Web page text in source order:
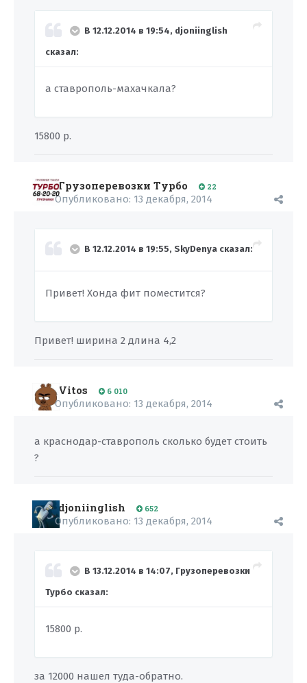
В 12.12.2014 в 19:54, djoniinglish
сказал:
а ставрополь-махачкала?
15800 р.
Грузоперевозки Турбо 22
Опубликовано: 13 декабря, 2014
В 12.12.2014 в 19:55, SkyDenya сказал:
Привет! Хонда фит поместится?
Привет! ширина 2 длина 4,2
Vitos 6 010
Опубликовано: 13 декабря, 2014
а краснодар-ставрополь сколько будет стоить
?
djoniinglish 652
Опубликовано: 13 декабря, 2014
В 13.12.2014 в 14:07, Грузоперевозки
Турбо сказал:
15800 р.
за 12000 нашел туда-обратно.